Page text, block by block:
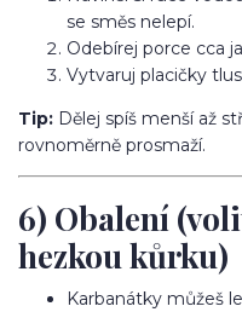
se směs nelepí.
Odebírej porce cca
Vytvaruj placičky
Tip: Dělej spíš menší až
rovnoměrně prosmaží.
6) Obalení
hezkou kůrku)
Karbanátky můžeš